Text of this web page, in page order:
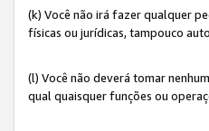
(k) Você não irá fazer qualquer
físicas ou jurídicas, tampouco
(l) Você não deverá tomar
qual quaisquer funções ou